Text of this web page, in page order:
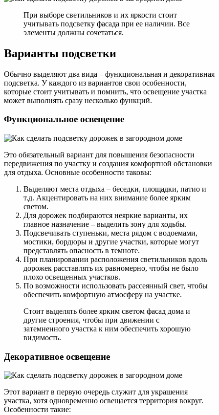
При выборе светильников и их яркости стоит
учитывать подсветку фасада при ее наличии. Все
элементы должны сочетаться.
Варианты подсветки
Обычно выделяют два вида – функциональная и декоративная
подсветка. У каждого из вариантов свои особенности,
которые стоит учитывать и помнить, что освещение участка
может выполнять сразу несколько функций.
Функциональное освещение
Это обязательный вариант для повышения безопасности
передвижения по участку и создания комфортной обстановки
для отдыха. Основные особенности таковы:
Выделяют места отдыха – беседки, площадки, патио и
т.д. Акцентировать на них внимание более ярким
светом.
Для дорожек подбираются неяркие варианты, их
главное назначение – выделить зону для ходьбы.
Подсвечивать ступеньки, места рядом с водоемами,
мостики, бордюры и другие участки, которые могут
представлять опасность в темноте.
При планировании расположения светильников вдоль
дорожек расставлять их равномерно, чтобы не было
плохо освещенных участков.
По возможности использовать рассеянный свет, чтобы
обеспечить комфортную атмосферу на участке.
Стоит выделять более ярким светом фасад дома и
другие строения, чтобы при движении с
затемненного участка к ним обеспечить хорошую
видимость.
Декоративное освещение
Этот вариант в первую очередь служит для украшения
участка, хотя одновременно освещается территория вокруг.
Особенности такие: